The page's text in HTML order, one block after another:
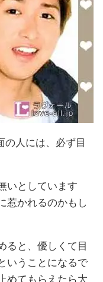
の人には、必ず目
いとしています
惹かれるのかもし
ると、優しくて目
いうことになるで
めてもらえたら大